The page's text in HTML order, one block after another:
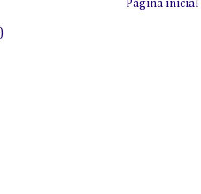
Página inicial